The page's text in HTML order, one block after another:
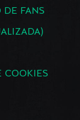
DE FANS
COOKIES